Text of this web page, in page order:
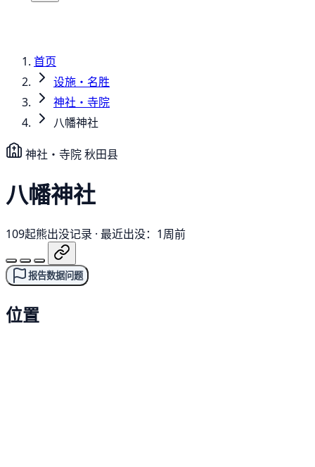
首页
设施・名胜
神社・寺院
八幡神社
神社・寺院秋田县
八幡神社
109起熊出没记录 · 最近出没：1周前
报告数据问题
位置